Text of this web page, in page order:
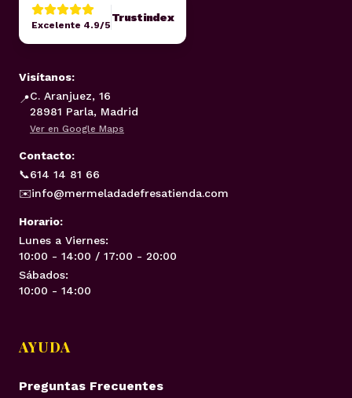
Excelente 4.9/5
Trustindex
Visítanos:
📍C. Aranjuez, 16
28981 Parla, Madrid
Ver en Google Maps
Contacto:
📞614 14 81 66
✉️info@mermeladadefresatienda.com
Horario:
Lunes a Viernes:
10:00 - 14:00 / 17:00 - 20:00
Sábados:
10:00 - 14:00
AYUDA
Preguntas Frecuentes